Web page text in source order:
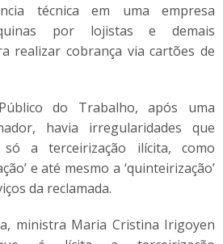
técnica em uma empresa
por lojistas e demais
realizar cobrança via cartões de
do Trabalho, após uma
havia irregularidades que
só a terceirização ilícita, como
e até mesmo a ‘quinteirização’
da reclamada.
ministra Maria Cristina Irigoyen